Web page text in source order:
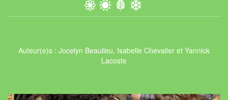
Auteur(e)s : Jocelyn Beaulieu, Isabelle Chevalier et Yannick
Lacoste